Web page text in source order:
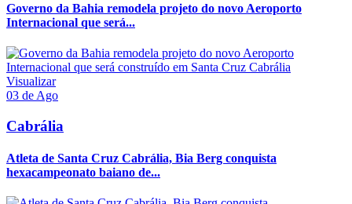
Governo da Bahia remodela projeto do novo Aeroporto
Internacional que será...
Visualizar
03 de Ago
Cabrália
Atleta de Santa Cruz Cabrália, Bia Berg conquista
hexacampeonato baiano de...